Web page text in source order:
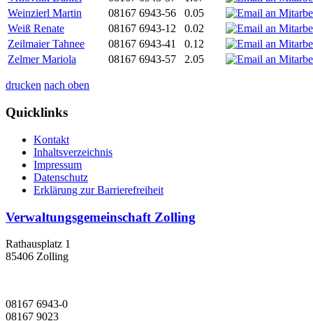
Weinzierl Martin
08167 6943-56 0.05
Weiß Renate
08167 6943-12 0.02
Zeilmaier Tahnee
08167 6943-41 0.12
Zelmer Mariola
08167 6943-57 2.05
drucken nach oben
Quicklinks
Kontakt
Inhaltsverzeichnis
Impressum
Datenschutz
Erklärung zur Barrierefreiheit
Verwaltungsgemeinschaft Zolling
Rathausplatz 1
85406 Zolling
08167 6943-0
08167 9023